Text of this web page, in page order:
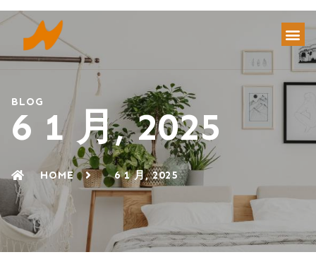
BLOG
6 1 月, 2025
HOME 6 1 月, 2025